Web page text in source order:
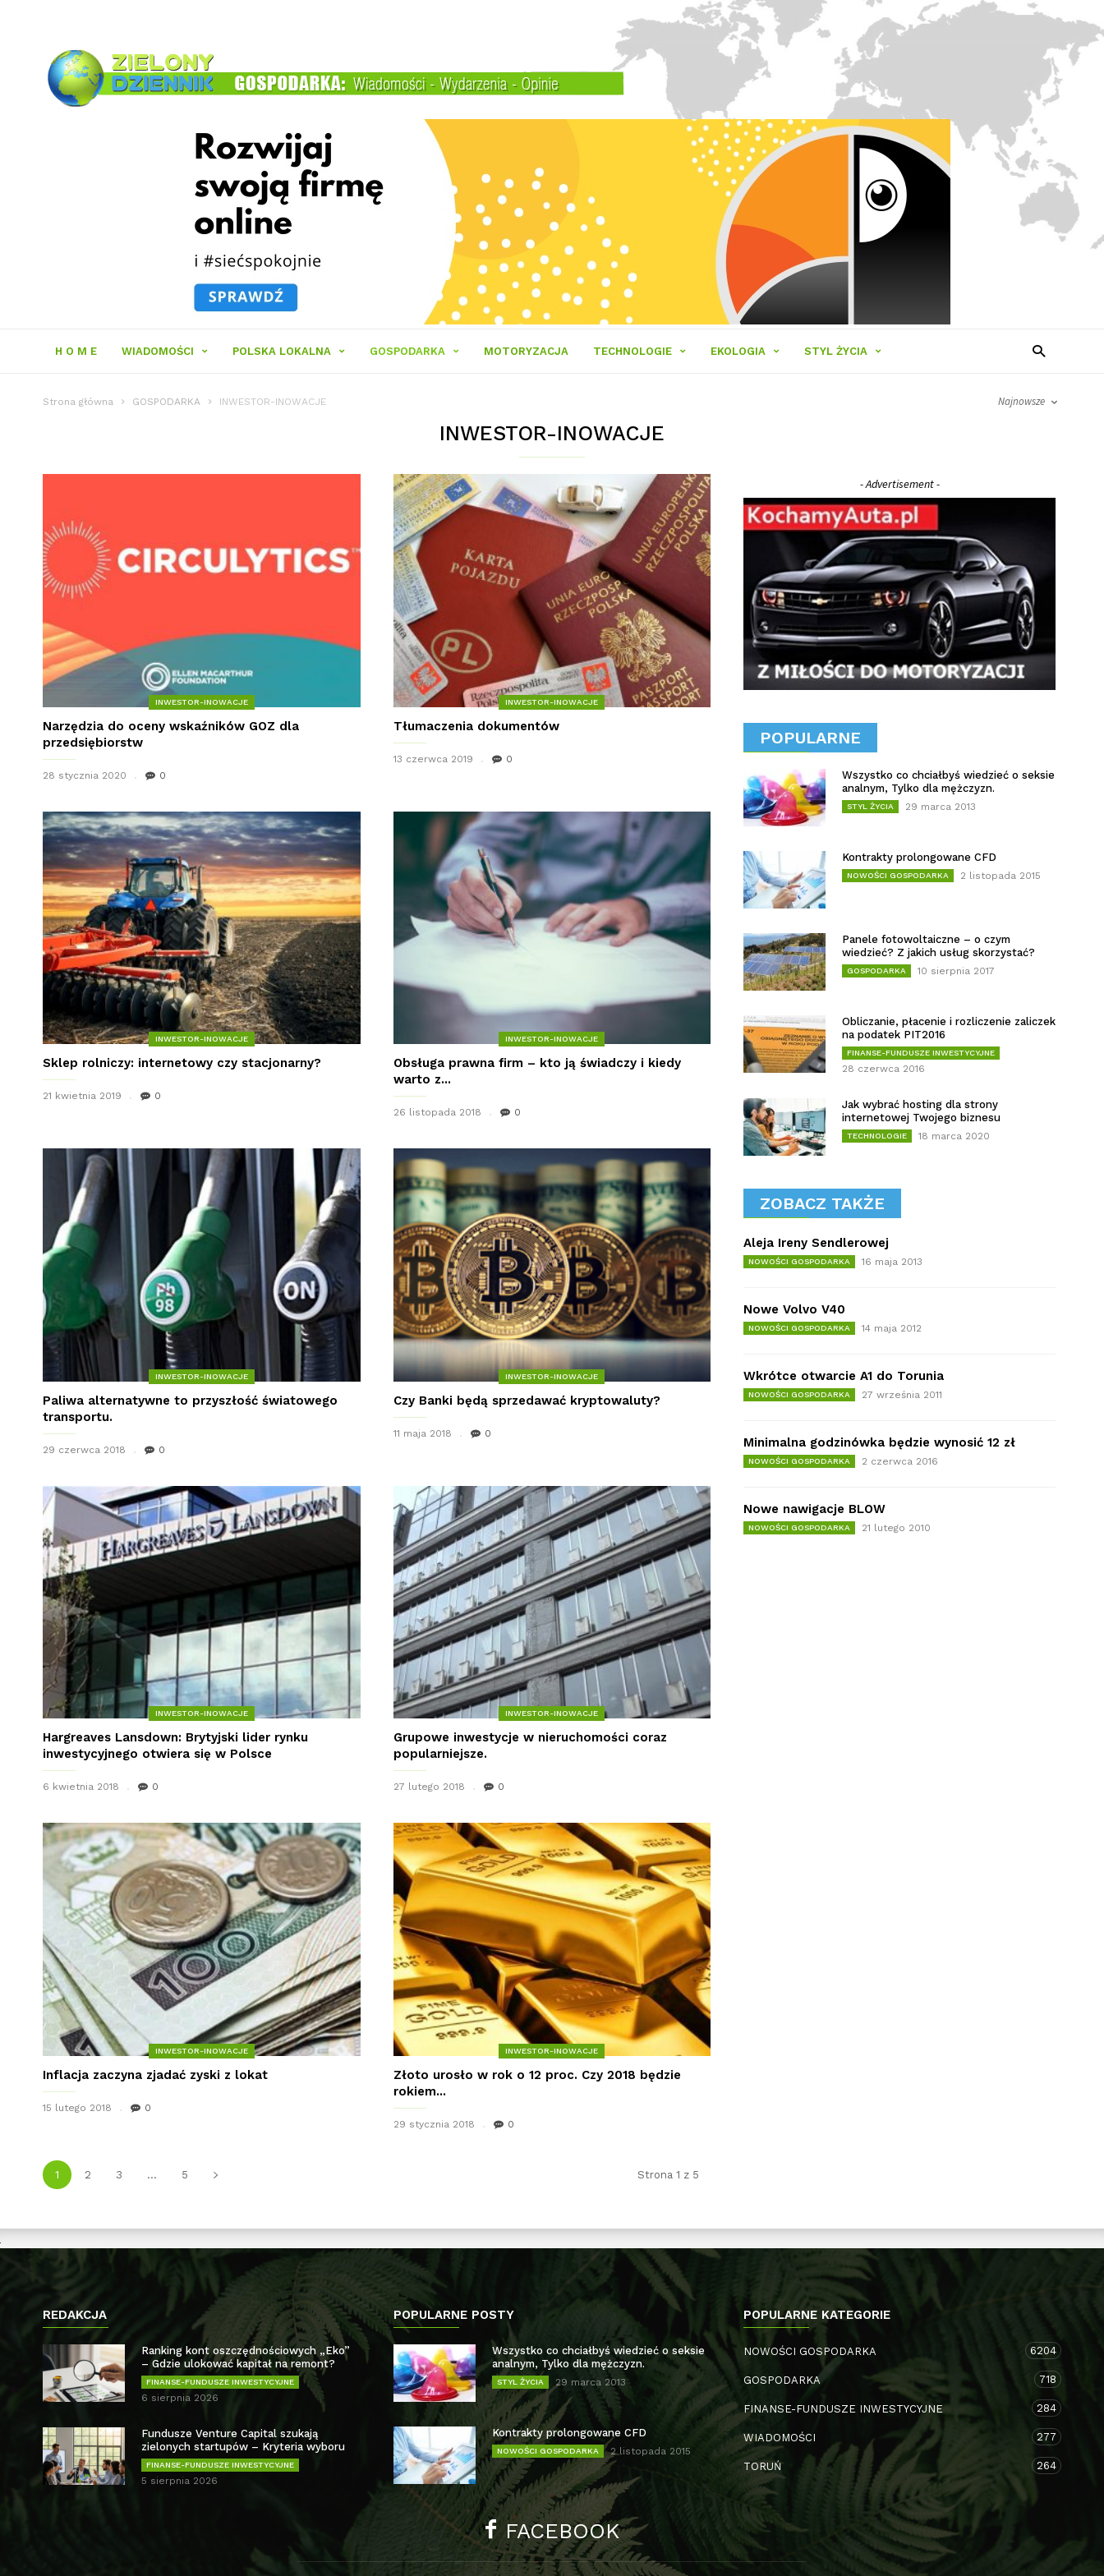
Zielony
Dziennik
H O M E WIADOMOŚCI POLSKA LOKALNA GOSPODARKA MOTORYZACJA TECHNOLOGIE EKOLOGIA STYL ŻYCIA
Strona główna GOSPODARKA INWESTOR-INOWACJE Najnowsze
INWESTOR-INOWACJE
INWESTOR-INOWACJE
Narzędzia do oceny wskaźników GOZ dla
przedsiębiorstw
28 stycznia 2020 0
INWESTOR-INOWACJE
Tłumaczenia dokumentów
13 czerwca 2019 0
INWESTOR-INOWACJE
Sklep rolniczy: internetowy czy stacjonarny?
21 kwietnia 2019 0
INWESTOR-INOWACJE
Obsługa prawna firm – kto ją świadczy i kiedy
warto z...
26 listopada 2018 0
INWESTOR-INOWACJE
Paliwa alternatywne to przyszłość światowego
transportu.
29 czerwca 2018 0
INWESTOR-INOWACJE
Czy Banki będą sprzedawać kryptowaluty?
11 maja 2018 0
INWESTOR-INOWACJE
Hargreaves Lansdown: Brytyjski lider rynku
inwestycyjnego otwiera się w Polsce
6 kwietnia 2018 0
INWESTOR-INOWACJE
Grupowe inwestycje w nieruchomości coraz
popularniejsze.
27 lutego 2018 0
INWESTOR-INOWACJE
Inflacja zaczyna zjadać zyski z lokat
15 lutego 2018 0
INWESTOR-INOWACJE
Złoto urosło w rok o 12 proc. Czy 2018 będzie
rokiem...
29 stycznia 2018 0
1 2 3 ... 5 Strona 1 z 5
- Advertisement -
POPULARNE
Wszystko co chciałbyś wiedzieć o seksie
analnym, Tylko dla mężczyzn.
STYL ŻYCIA 29 marca 2013
Kontrakty prolongowane CFD
NOWOŚCI GOSPODARKA 2 listopada 2015
Panele fotowoltaiczne – o czym
wiedzieć? Z jakich usług skorzystać?
GOSPODARKA 10 sierpnia 2017
Obliczanie, płacenie i rozliczenie zaliczek
na podatek PIT2016
FINANSE-FUNDUSZE INWESTYCYJNE
28 czerwca 2016
Jak wybrać hosting dla strony
internetowej Twojego biznesu
TECHNOLOGIE 18 marca 2020
ZOBACZ TAKŻE
Aleja Ireny Sendlerowej
NOWOŚCI GOSPODARKA 16 maja 2013
Nowe Volvo V40
NOWOŚCI GOSPODARKA 14 maja 2012
Wkrótce otwarcie A1 do Torunia
NOWOŚCI GOSPODARKA 27 września 2011
Minimalna godzinówka będzie wynosić 12 zł
NOWOŚCI GOSPODARKA 2 czerwca 2016
Nowe nawigacje BLOW
NOWOŚCI GOSPODARKA 21 lutego 2010
REDAKCJA
Ranking kont oszczędnościowych „Eko”
– Gdzie ulokować kapitał na remont?
FINANSE-FUNDUSZE INWESTYCYJNE
6 sierpnia 2026
Fundusze Venture Capital szukają
zielonych startupów – Kryteria wyboru
FINANSE-FUNDUSZE INWESTYCYJNE
5 sierpnia 2026
POPULARNE POSTY
Wszystko co chciałbyś wiedzieć o seksie
analnym, Tylko dla mężczyzn.
STYL ŻYCIA 29 marca 2013
Kontrakty prolongowane CFD
NOWOŚCI GOSPODARKA 2 listopada 2015
POPULARNE KATEGORIE
NOWOŚCI GOSPODARKA 6204
GOSPODARKA 718
FINANSE-FUNDUSZE INWESTYCYJNE 284
WIADOMOŚCI 277
TORUŃ 264
FACEBOOK